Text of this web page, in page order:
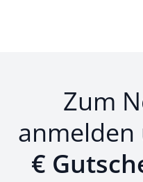
Zum
anmelden
€